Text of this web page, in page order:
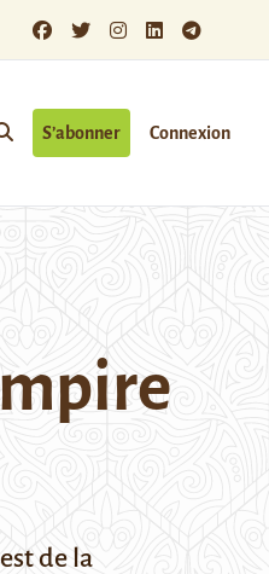
S’abonner Connexion
de la